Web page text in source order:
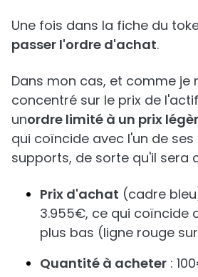
Une fois dans la fiche du
passer l'ordre d'achat.
Dans mon cas, et comme je
concentré sur le prix de
unordre limité à un prix
qui coïncide avec l'un de ses
supports, de sorte qu'il sera
Prix d'achat (cadre
3.955€, ce qui coïncide
plus bas (ligne rouge
Quantité à acheter :